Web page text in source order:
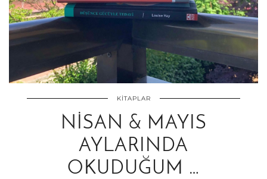
KITAPLAR
NISAN & MAYIS
AYLARINDA
OKUDUĞUM …